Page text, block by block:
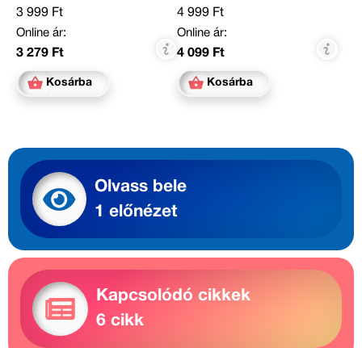
3 999 Ft
Online ár:
3 279 Ft
Kosárba
4 999 Ft
Online ár:
4 099 Ft
Kosárba
Olvass bele
1 előnézet
Kapcsolódó cikkek
6 cikk